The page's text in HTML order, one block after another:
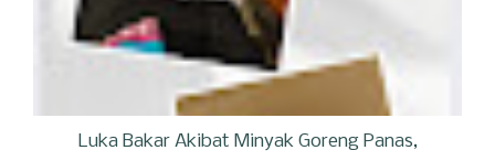
Luka Bakar Akibat Minyak Goreng Panas,